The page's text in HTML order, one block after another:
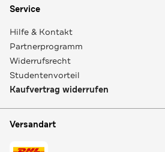
Service
Hilfe & Kontakt
Partnerprogramm
Widerrufsrecht
Studentenvorteil
Kaufvertrag widerrufen
Versandart